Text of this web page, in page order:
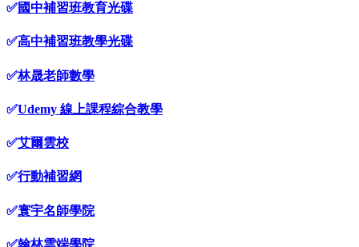
✅國中補習班教育光碟
✅高中補習班教學光碟
✅林晟老師數學
✅Udemy 線上課程綜合教學
✅艾爾雲校
✅行動補習網
✅寰宇名師學院
✅翰林雲端學院